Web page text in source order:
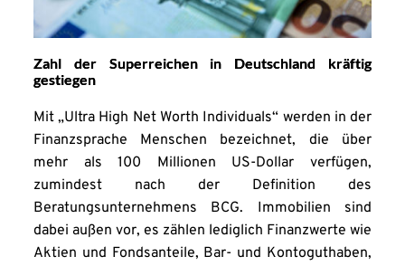
Zahl der Superreichen in Deutschland kräftig
gestiegen
Mit „Ultra High Net Worth Individuals“ werden in der
Finanzsprache Menschen bezeichnet, die über
mehr als 100 Millionen US-Dollar verfügen,
zumindest nach der Definition des
Beratungsunternehmens BCG. Immobilien sind
dabei außen vor, es zählen lediglich Finanzwerte wie
Aktien und Fondsanteile, Bar- und Kontoguthaben,